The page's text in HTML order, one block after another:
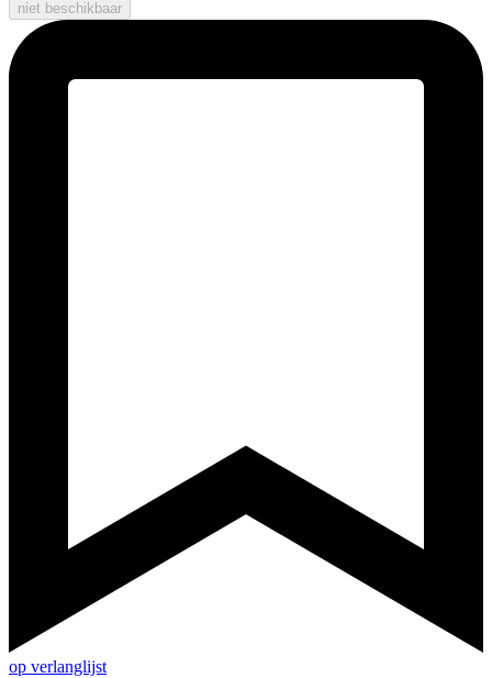
niet beschikbaar
op verlanglijst